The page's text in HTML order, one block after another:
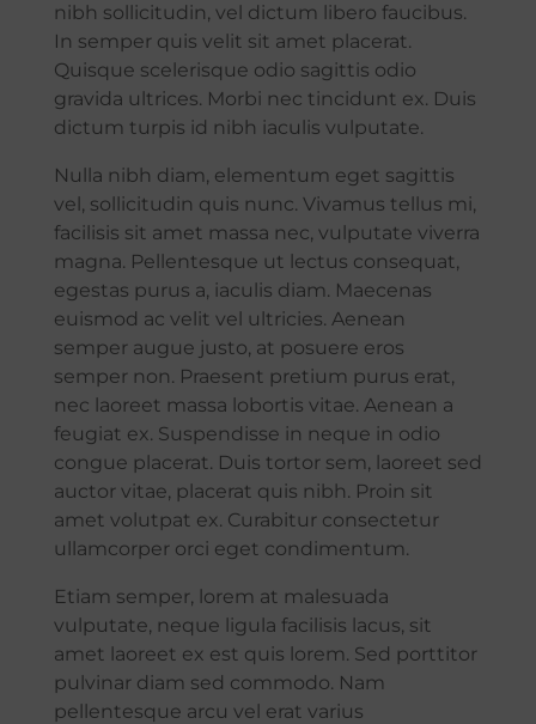
nibh sollicitudin, vel dictum libero faucibus.
In semper quis velit sit amet placerat.
Quisque scelerisque odio sagittis odio
gravida ultrices. Morbi nec tincidunt ex. Duis
dictum turpis id nibh iaculis vulputate.
Nulla nibh diam, elementum eget sagittis
vel, sollicitudin quis nunc. Vivamus tellus mi,
facilisis sit amet massa nec, vulputate viverra
magna. Pellentesque ut lectus consequat,
egestas purus a, iaculis diam. Maecenas
euismod ac velit vel ultricies. Aenean
semper augue justo, at posuere eros
semper non. Praesent pretium purus erat,
nec laoreet massa lobortis vitae. Aenean a
feugiat ex. Suspendisse in neque in odio
congue placerat. Duis tortor sem, laoreet sed
auctor vitae, placerat quis nibh. Proin sit
amet volutpat ex. Curabitur consectetur
ullamcorper orci eget condimentum.
Etiam semper, lorem at malesuada
vulputate, neque ligula facilisis lacus, sit
amet laoreet ex est quis lorem. Sed porttitor
pulvinar diam sed commodo. Nam
pellentesque arcu vel erat varius